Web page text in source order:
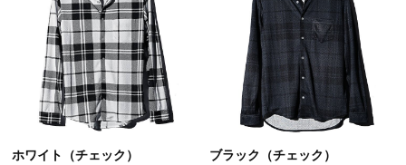
ホワイト（チェック） ブラック（チェック）